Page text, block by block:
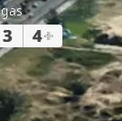
3 4+